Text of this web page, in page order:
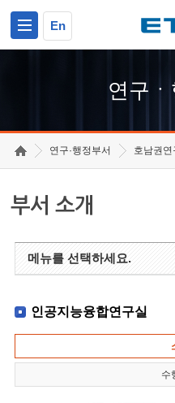
En
연구
연구·행정부서 호남권연
부서 소개
메뉴를 선택하세요.
인공지능융합연구실
수